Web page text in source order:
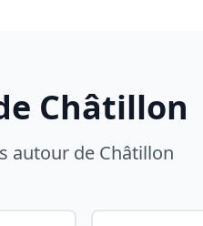
Châtillon
autour de Châtillon